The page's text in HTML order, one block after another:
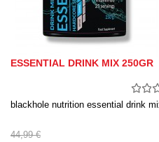
ESSENTIAL DRINK MIX 250GR
blackhole nutrition essential drink
44,99 €